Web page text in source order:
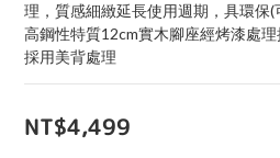
理，質感細緻延長使用週期，具環保(
高鋼性特質12cm實木腳座經烤漆處
採用美背處理
NT$4,499